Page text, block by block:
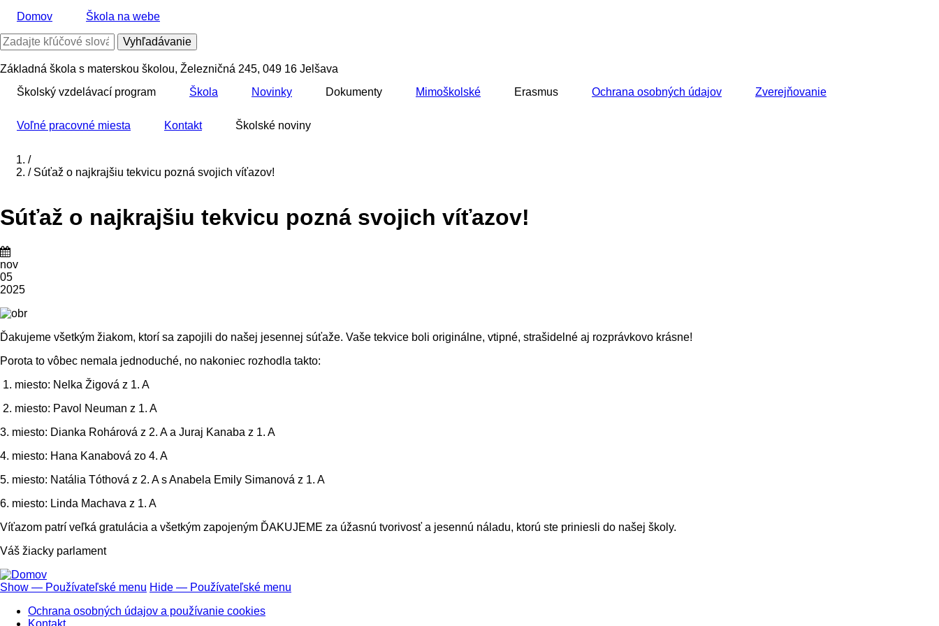
hlavný
obsah
Domov
Škola na webe
Vyhľadávanie
Základná škola s materskou školou, Železničná 245, 049 16 Jelšava
Školský vzdelávací program
Škola Novinky Dokumenty Mimoškolské Erasmus Ochrana osobných údajov Zverejňovanie
Voľné pracovné miesta Kontakt Školské noviny
Breadcrumb
/Domov
/ Súťaž o najkrajšiu tekvicu pozná svojich víťazov!
Súťaž o najkrajšiu tekvicu pozná svojich víťazov!
nov
05
2025
Ďakujeme všetkým žiakom, ktorí sa zapojili do našej jesennej súťaže. Vaše tekvice boli originálne, vtipné, strašidelné aj rozprávkovo krásne!
Porota to vôbec nemala jednoduché, no nakoniec rozhodla takto:
1. miesto: Nelka Žigová z 1. A
2. miesto: Pavol Neuman z 1. A
3. miesto: Dianka Rohárová z 2. A a Juraj Kanaba z 1. A
4. miesto: Hana Kanabová zo 4. A
5. miesto: Natália Tóthová z 2. A s Anabela Emily Simanová z 1. A
6. miesto: Linda Machava z 1. A
Víťazom patrí veľká gratulácia a všetkým zapojeným ĎAKUJEME za úžasnú tvorivosť a jesennú náladu, ktorú ste priniesli do našej školy.
Váš žiacky parlament
Používateľské
Show — Používateľské menu Hide — Používateľské menu
Ochrana osobných údajov a používanie cookies
Kontakt